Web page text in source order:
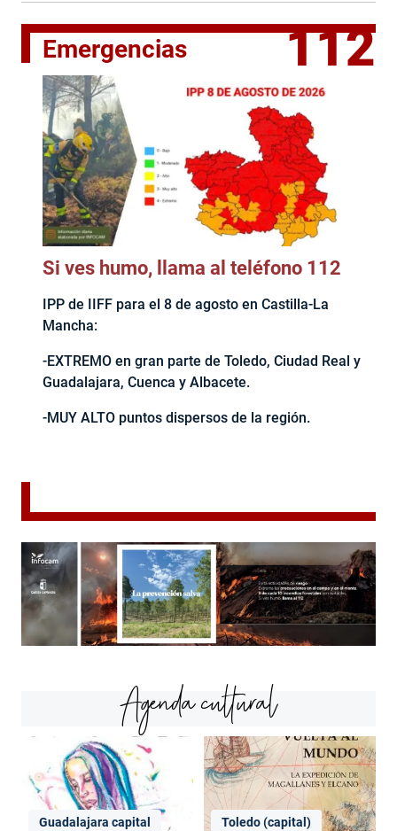
Emergencias 112
Si ves humo, llama al teléfono 112
IPP de IIFF para el 8 de agosto en Castilla-La
Mancha:
-EXTREMO en gran parte de Toledo, Ciudad Real y
Guadalajara, Cuenca y Albacete.
-MUY ALTO puntos dispersos de la región.
Agenda cultural
Guadalajara capital Toledo (capital)